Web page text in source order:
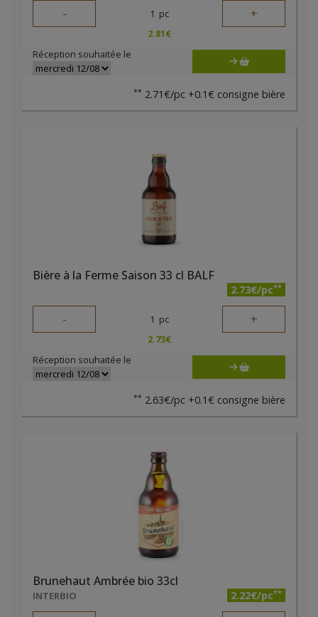
- 1 pc +
2.81€
Réception souhaitée le
** 2.71€/pc +0.1€ consigne bière
Bière à la Ferme Saison 33 cl BALF
2.73€/pc**
- 1 pc +
2.73€
Réception souhaitée le
** 2.63€/pc +0.1€ consigne bière
Brunehaut Ambrée bio 33cl
INTERBIO 2.22€/pc**